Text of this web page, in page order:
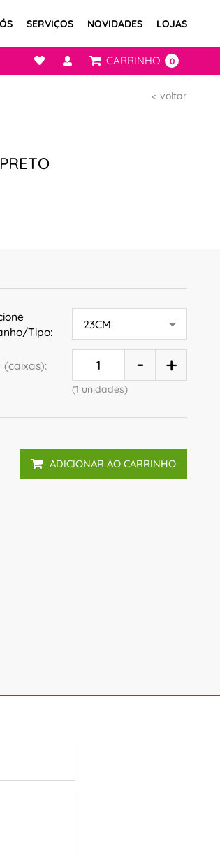
SERVIÇOS NOVIDADES LOJAS
CARRINHO 0
voltar
Tipo:
(caixas):
(1 unidades)
ADICIONAR AO CARRINHO